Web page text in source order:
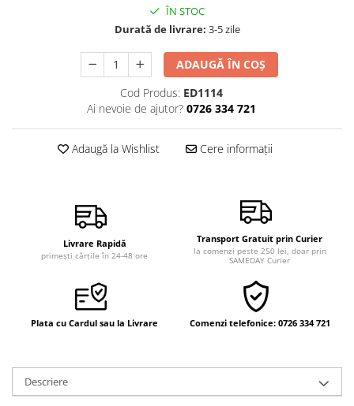
Psihologie practică
Seria Masaru Emoto
Inspiraţie divină
Vindecare spirituală
Viaţa de după moarte
Supă de pui pentru suflet
Yoga
ÎN STOC
Durată de livrare: 3-5 zile
ADAUGĂ ÎN COȘ
Cod Produs: ED1114
Ai nevoie de ajutor? 0726 334 721
Adaugă la Wishlist Cere informații
Livrare Rapidă
primești cărțile în 24-48 ore
Transport Gratuit prin Curier
la comenzi peste 250 lei, doar prin
SAMEDAY Curier
Plata cu Cardul sau la Livrare Comenzi telefonice: 0726 334 721
Descriere